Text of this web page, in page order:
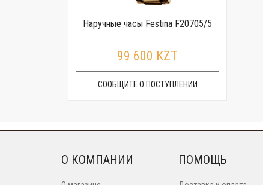
Наручные часы Festina F20705/5
99 600 KZT
СООБЩИТЕ О ПОСТУПЛЕНИИ
О КОМПАНИИ ПОМОЩЬ